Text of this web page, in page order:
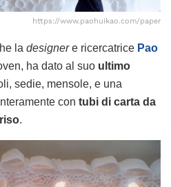
https://www.paohuikao.com/paper
la designere ricercatrice Pao
ha dato al suo ultimo
sedie, mensole, e una
con tubi di carta da
.